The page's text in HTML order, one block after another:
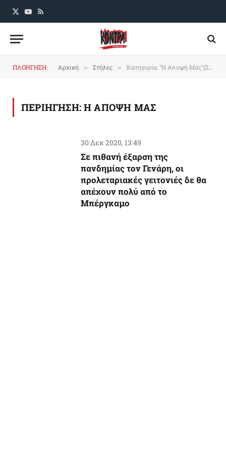
X
YouTube
RSS
ΠΛΟΗΓΗΣΗ: Αρχική » Στήλες » Κατηγορία: "Η Αποψή Μας"(Σελίδα 3)
ΠΕΡΙΗΓΗΣΗ:Η ΑΠΟΨΗ ΜΑΣ
30 Δεκ 2020, 13:49
Σε πιθανή έξαρση της
πανδημίας τον Γενάρη, οι
προλεταριακές γειτονιές δε θα
απέχουν πολύ από το
Mπέργκαμο